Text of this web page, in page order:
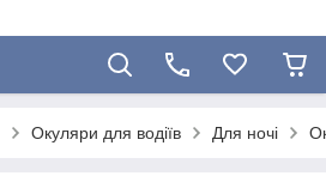
Окуляри для водіїв Для ночі